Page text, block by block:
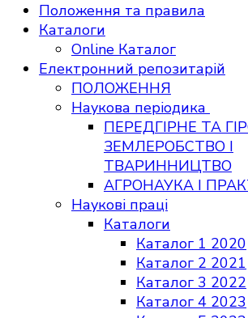
Положення та правила
Каталоги
Online Каталог
Електронний репозитарій
ПОЛОЖЕННЯ
Наукова періодика
ПЕРЕДГІРНЕ ТА
ЗЕМЛЕРОБСТВО І
ТВАРИННИЦТВО
АГРОНАУКА І
Наукові праці
Каталоги
Каталог 1 2020
Каталог 2 2021
Каталог 3 2022
Каталог 4 2023